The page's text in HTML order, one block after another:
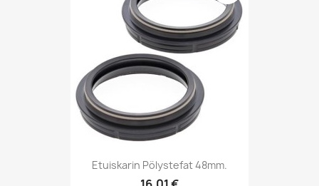
Etuiskarin Pölystefat 48mm.